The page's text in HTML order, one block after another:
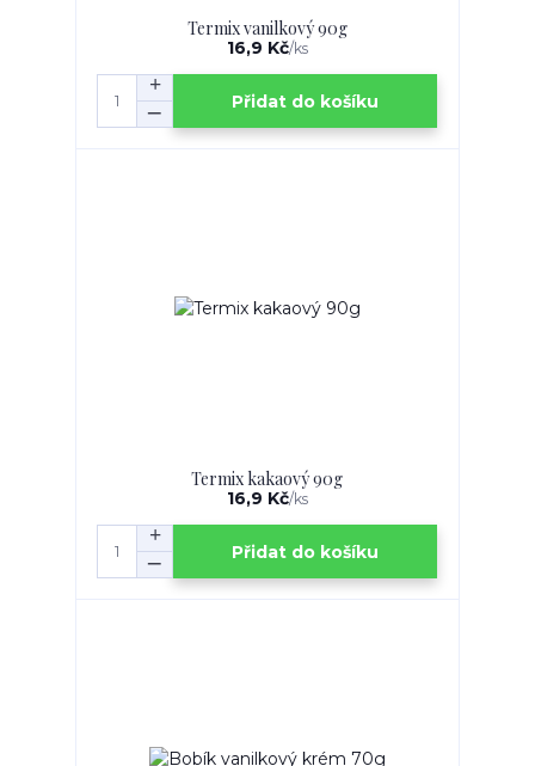
Termix vanilkový 90g
16,9 Kč/ks
Přidat do košíku
Termix kakaový 90g
16,9 Kč/ks
Přidat do košíku